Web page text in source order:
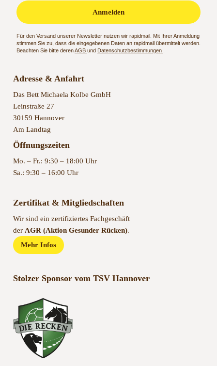
Anmelden
Für den Versand unserer Newsletter nutzen wir rapidmail. Mit Ihrer Anmeldung
stimmen Sie zu, dass die eingegebenen Daten an rapidmail übermittelt werden.
Beachten Sie bitte derenAGB und Datenschutzbestimmungen
Adresse & Anfahrt
Das Bett Michaela Kolbe GmbH
Leinstraße 27
30159 Hannover
Am Landtag
Öffnungszeiten
Mo. – Fr.: 9:30 – 18:00 Uhr
Sa.: 9:30 – 16:00 Uhr
Zertifikat & Mitgliedschaften
Wir sind ein zertifiziertes Fachgeschäft
der AGR (Aktion Gesunder Rücken).
Mehr Infos
Stolzer Sponsor vom TSV Hannover